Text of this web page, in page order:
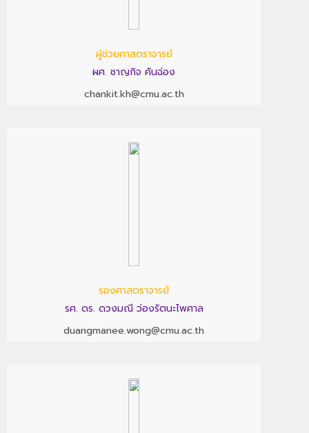
ผู้ช่วยศาสตราจารย์
ผศ. ชาญกิจ คันฉ่อง
chankit.kh@cmu.ac.th
รองศาสตราจารย์
รศ. ดร. ดวงมณี ว่องรัตนะไพศาล
duangmanee.wong@cmu.ac.th